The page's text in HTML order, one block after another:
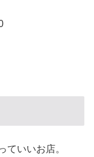
ていいお店。